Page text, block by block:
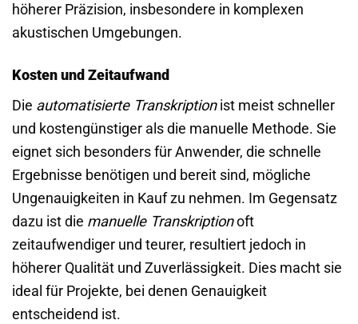
höherer Präzision, insbesondere in komplexen
akustischen Umgebungen.
Kosten und Zeitaufwand
Die automatisierte Transkriptionist meist schneller
und kostengünstiger als die manuelle Methode. Sie
eignet sich besonders für Anwender, die schnelle
Ergebnisse benötigen und bereit sind, mögliche
Ungenauigkeiten in Kauf zu nehmen. Im Gegensatz
dazu ist die manuelle Transkriptionoft
zeitaufwendiger und teurer, resultiert jedoch in
höherer Qualität und Zuverlässigkeit. Dies macht sie
ideal für Projekte, bei denen Genauigkeit
entscheidend ist.